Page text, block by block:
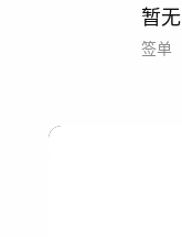
暂无
签单